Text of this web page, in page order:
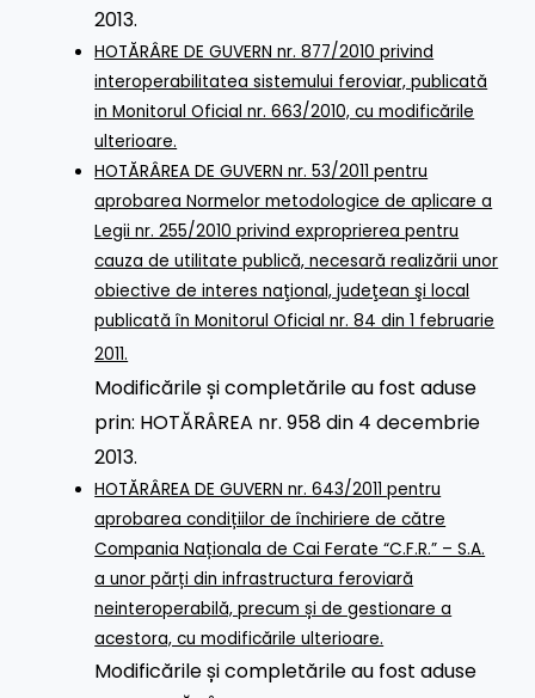
2013.
HOTĂRÂRE DE GUVERN nr. 877/2010 privind
interoperabilitatea sistemului feroviar, publicată
in Monitorul Oficial nr. 663/2010, cu modificările
ulterioare.
HOTĂRÂREA DE GUVERN nr. 53/2011 pentru
aprobarea Normelor metodologice de aplicare a
Legii nr. 255/2010 privind exproprierea pentru
cauza de utilitate publică, necesară realizării unor
obiective de interes naţional, judeţean şi local
publicată în Monitorul Oficial nr. 84 din 1 februarie
2011.
Modificările și completările au fost aduse
prin: HOTĂRÂREA nr. 958 din 4 decembrie
2013.
HOTĂRÂREA DE GUVERN nr. 643/2011 pentru
aprobarea condițiilor de închiriere de către
Compania Naționala de Cai Ferate “C.F.R.” – S.A.
a unor părți din infrastructura feroviară
neinteroperabilă, precum și de gestionare a
acestora, cu modificările ulterioare.
Modificările și completările au fost aduse